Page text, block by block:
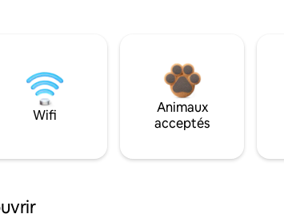
Wifi
Animaux
acceptés